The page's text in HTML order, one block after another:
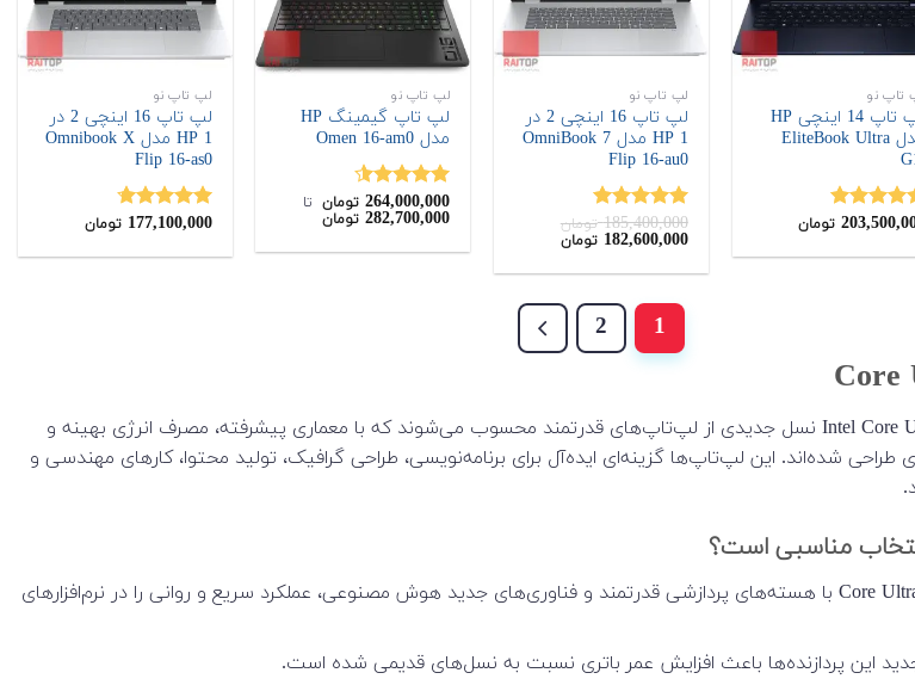
تاپ نو
لپ تاپ 14 اینچی HP
مدل EliteBook Ultra
5.00
تومان
لپ تاپ نو
لپ تاپ 16 اینچی 2 در
1 HP مدل OmniBook 7
Flip 16-au0
نمره5.00
از 5
185,400,000 تومان
قیمت
185,400,000
بود.
182,600,000 تومانقیمت
182,600,000
لپ تاپ نو
لپ تاپ گیمینگ HP
مدل Omen 16-am0
نمره4.50
از 5
264,000,000 تومان‌ تا ‌
282,700,000 تومان
لپ تاپ نو
لپ تاپ 16 اینچی 2 در
1 HP مدل Omnibook X
Flip 16-as0
نمره4.67
177,100,000 تومان
1
2
لپ‌تاپ‌های مجهز به پردازنده Intel Core Ultra 7 نسل جدیدی از لپ‌تاپ‌های قدرتمند محسوب می‌شوند که با معماری پیشرفته، مصرف انرژی بهینه و
طراحی شده‌اند. این لپ‌تاپ‌ها گزینه‌ای ایده‌آل برای برنامه‌نویسی، طراحی گرافیک، تولید محتوا، کارهای مهندسی و
پردازنده‌های Core Ultra 7 با هسته‌های پردازشی قدرتمند و فناوری‌های جدید هوش مصنوعی، عملکرد سریع و روانی را در نرم‌افزارهای
این پردازنده‌ها باعث افزایش عمر باتری نسبت به نسل‌های قدیمی شده است.